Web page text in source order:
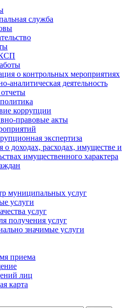
служба
КСП
о контрольных мероприятиях
аналитическая деятельность
коррупции
правовые акты
экспертиза
о доходах, расходах, имуществе и
имущественного характера
муниципальных услуг
услуги
услуг
получения услуг
значимые услуги
приема
лиц
карта